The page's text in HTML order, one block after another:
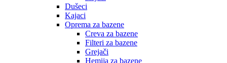
Dušeci
Kajaci
Oprema za bazene
Creva za bazene
Filteri za bazene
Grejači
Hemija za bazene